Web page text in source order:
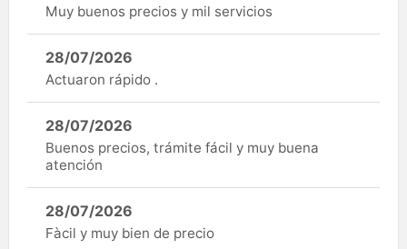
Muy buenos precios y mil servicios
28/07/2026
Actuaron rápido .
28/07/2026
Buenos precios, trámite fácil y muy buena
atención
28/07/2026
Fàcil y muy bien de precio